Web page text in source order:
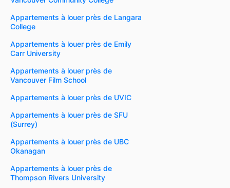
Appartements à louer près de Langara
College
Appartements à louer près de Emily
Carr University
Appartements à louer près de
Vancouver Film School
Appartements à louer près de UVIC
Appartements à louer près de SFU
(Surrey)
Appartements à louer près de UBC
Okanagan
Appartements à louer près de
Thompson Rivers University